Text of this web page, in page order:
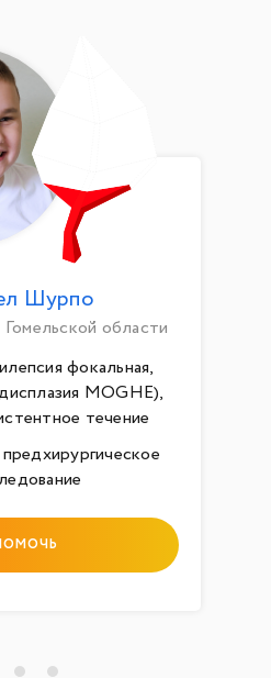
Шурпо
Гомельской области
фокальная,
MOGHE),
течение
предхирургическое